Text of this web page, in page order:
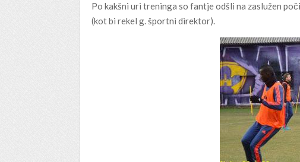
Po kakšni uri treninga so fantje odšli na zaslužen
(kot bi rekel g. športni direktor).